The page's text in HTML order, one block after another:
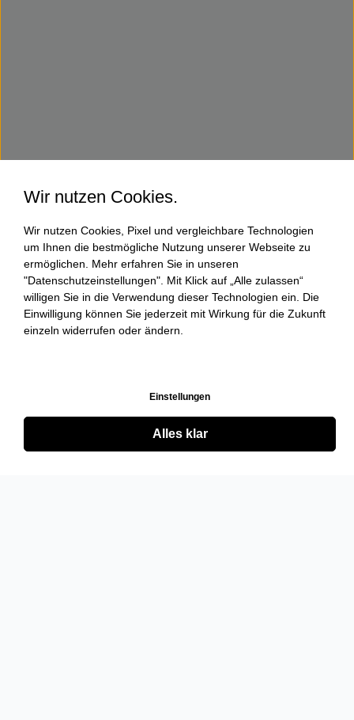
Wir nutzen Cookies.
Wir nutzen Cookies, Pixel und vergleichbare Technologien
um Ihnen die bestmögliche Nutzung unserer Webseite zu
ermöglichen. Mehr erfahren Sie in unseren
"Datenschutzeinstellungen". Mit Klick auf „Alle zulassen“
willigen Sie in die Verwendung dieser Technologien ein. Die
Einwilligung können Sie jederzeit mit Wirkung für die Zukunft
einzeln widerrufen oder ändern.
Einstellungen
Alles klar